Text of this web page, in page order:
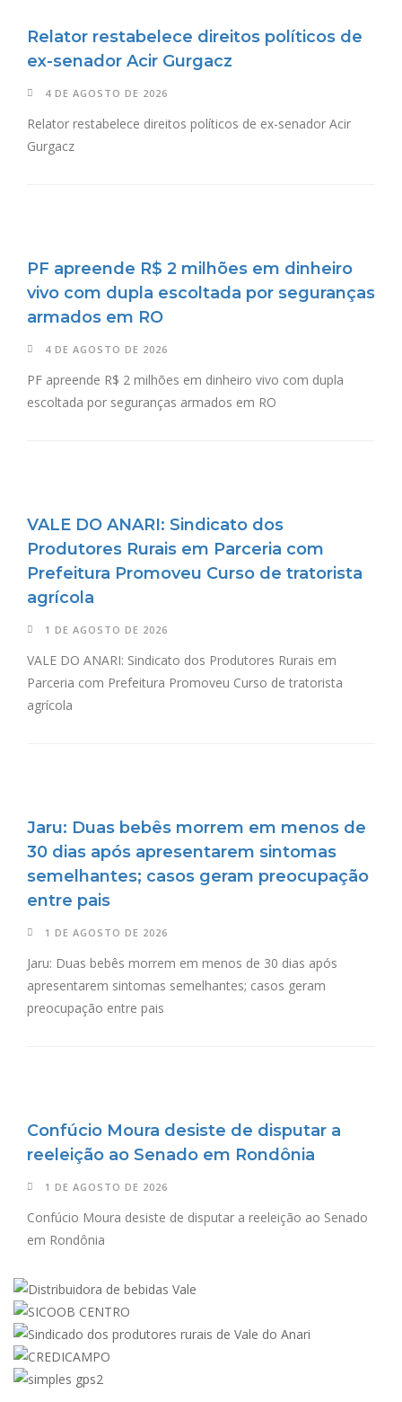
Relator restabelece direitos políticos de
ex-senador Acir Gurgacz
4 DE AGOSTO DE 2026
Relator restabelece direitos políticos de ex-senador Acir
Gurgacz
PF apreende R$ 2 milhões em dinheiro
vivo com dupla escoltada por seguranças
armados em RO
4 DE AGOSTO DE 2026
PF apreende R$ 2 milhões em dinheiro vivo com dupla
escoltada por seguranças armados em RO
VALE DO ANARI: Sindicato dos
Produtores Rurais em Parceria com
Prefeitura Promoveu Curso de tratorista
agrícola
1 DE AGOSTO DE 2026
VALE DO ANARI: Sindicato dos Produtores Rurais em
Parceria com Prefeitura Promoveu Curso de tratorista
agrícola
Jaru: Duas bebês morrem em menos de
30 dias após apresentarem sintomas
semelhantes; casos geram preocupação
entre pais
1 DE AGOSTO DE 2026
Jaru: Duas bebês morrem em menos de 30 dias após
apresentarem sintomas semelhantes; casos geram
preocupação entre pais
Confúcio Moura desiste de disputar a
reeleição ao Senado em Rondônia
1 DE AGOSTO DE 2026
Confúcio Moura desiste de disputar a reeleição ao Senado
em Rondônia